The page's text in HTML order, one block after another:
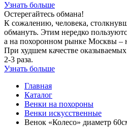
Узнать больше
Остерегайтесь обмана!
К сожалению, человека,
обмануть. Этим нередко
а на похоронном рынке Москвы –
При худшем качестве
2-3 раза.
Узнать больше
Главная
Каталог
Венки на похороны
Венки искусственные
Венок «Колесо» диаметр